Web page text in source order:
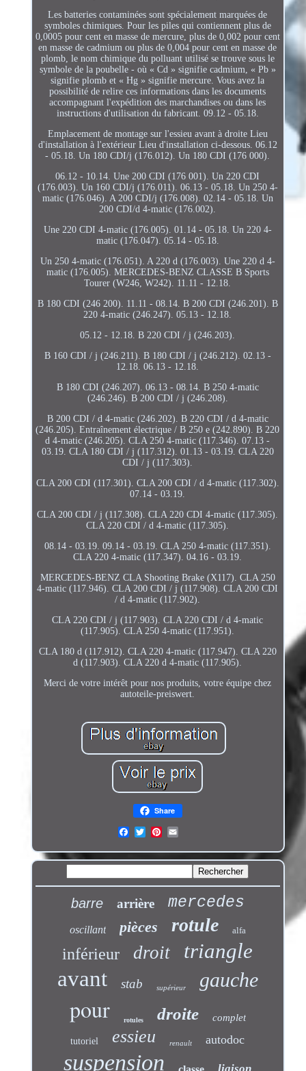
Les batteries contaminées sont spécialement marquées de
symboles chimiques. Pour les piles qui contiennent plus de
0,0005 pour cent en masse de mercure, plus de 0,002 pour cent
en masse de cadmium ou plus de 0,004 pour cent en masse de
plomb, le nom chimique du polluant utilisé se trouve sous le
symbole de la poubelle - où « Cd » signifie cadmium, « Pb »
signifie plomb et « Hg » signifie mercure. Vous avez la
possibilité de relire ces informations dans les documents
accompagnant l'expédition des marchandises ou dans les
instructions d'utilisation du fabricant. 09.12 - 05.18.
Emplacement de montage sur l'essieu avant à droite Lieu
d'installation à l'extérieur Lieu d'installation ci-dessous. 06.12
- 05.18. Un 180 CDI/j (176.012). Un 180 CDI (176 000).
06.12 - 10.14. Une 200 CDI (176 001). Un 220 CDI
(176.003). Un 160 CDI/j (176.011). 06.13 - 05.18. Un 250 4-
matic (176.046). A 200 CDI/j (176.008). 02.14 - 05.18. Un
200 CDI/d 4-matic (176.002).
Une 220 CDI 4-matic (176.005). 01.14 - 05.18. Un 220 4-
matic (176.047). 05.14 - 05.18.
Un 250 4-matic (176.051). A 220 d (176.003). Une 220 d 4-
matic (176.005). MERCEDES-BENZ CLASSE B Sports
Tourer (W246, W242). 11.11 - 12.18.
B 180 CDI (246 200). 11.11 - 08.14. B 200 CDI (246.201). B
220 4-matic (246.247). 05.13 - 12.18.
05.12 - 12.18. B 220 CDI / j (246.203).
B 160 CDI / j (246.211). B 180 CDI / j (246.212). 02.13 -
12.18. 06.13 - 12.18.
B 180 CDI (246.207). 06.13 - 08.14. B 250 4-matic
(246.246). B 200 CDI / j (246.208).
B 200 CDI / d 4-matic (246.202). B 220 CDI / d 4-matic
(246.205). Entraînement électrique / B 250 e (242.890). B 220
d 4-matic (246.205). CLA 250 4-matic (117.346). 07.13 -
03.19. CLA 180 CDI / j (117.312). 01.13 - 03.19. CLA 220
CDI / j (117.303).
CLA 200 CDI (117.301). CLA 200 CDI / d 4-matic (117.302).
07.14 - 03.19.
CLA 200 CDI / j (117.308). CLA 220 CDI 4-matic (117.305).
CLA 220 CDI / d 4-matic (117.305).
08.14 - 03.19. 09.14 - 03.19. CLA 250 4-matic (117.351).
CLA 220 4-matic (117.347). 04.16 - 03.19.
MERCEDES-BENZ CLA Shooting Brake (X117). CLA 250
4-matic (117.946). CLA 200 CDI / j (117.908). CLA 200 CDI
/ d 4-matic (117.902).
CLA 220 CDI / j (117.903). CLA 220 CDI / d 4-matic
(117.905). CLA 250 4-matic (117.951).
CLA 180 d (117.912). CLA 220 4-matic (117.947). CLA 220
d (117.903). CLA 220 d 4-matic (117.905).
Merci de votre intérêt pour nos produits, votre équipe chez
autoteile-preiswert.
Share
barre arrière mercedes
oscillant pièces rotule alfa
inférieur droit triangle
avant stab supérieur gauche
pour rotules droite complet
tutoriel essieu renault autodoc
suspension